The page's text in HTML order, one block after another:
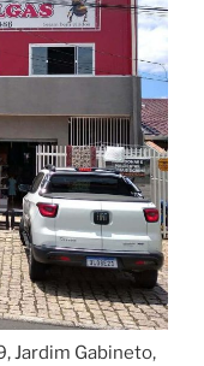
Jardim Gabineto,